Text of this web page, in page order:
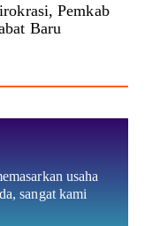
Pemkab
Baru
usaha
sangat kami